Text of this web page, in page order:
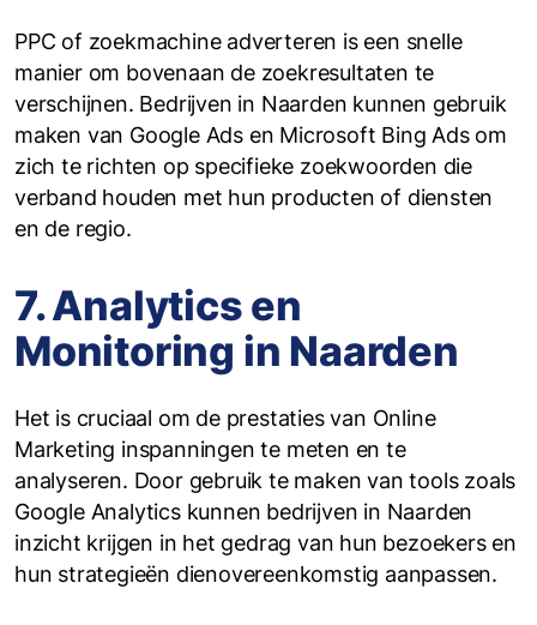
PPC of zoekmachine adverteren is een snelle
manier om bovenaan de zoekresultaten te
verschijnen. Bedrijven in Naarden kunnen gebruik
maken van Google Ads en Microsoft Bing Ads om
zich te richten op specifieke zoekwoorden die
verband houden met hun producten of diensten
en de regio.
7. Analytics en
Monitoring in Naarden
Het is cruciaal om de prestaties van Online
Marketing inspanningen te meten en te
analyseren. Door gebruik te maken van tools zoals
Google Analytics kunnen bedrijven in Naarden
inzicht krijgen in het gedrag van hun bezoekers en
hun strategieën dienovereenkomstig aanpassen.